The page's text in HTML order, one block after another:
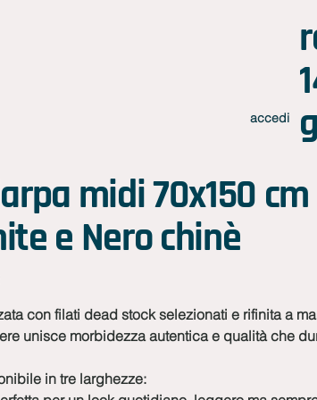
accedi
midi 70x150
e Nero chinè
con filati dead stock selezionati e rifinita a
unisce morbidezza autentica e qualità che
in tre larghezze: